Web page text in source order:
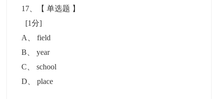
17 、【单选题 】
[1分]
A
、field
B 、year
C 、school
D 、place